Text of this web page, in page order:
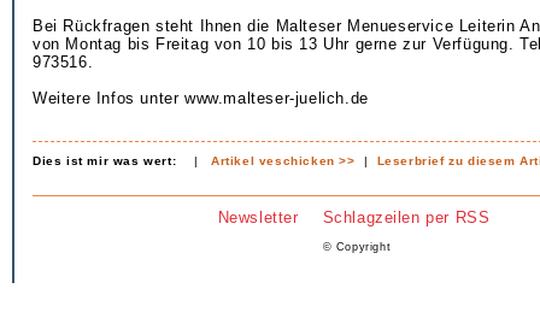
Bei Rückfragen steht Ihnen die Malteser Menueservice Leiterin
von Montag bis Freitag von 10 bis 13 Uhr gerne zur Verfügung.
973516.
Weitere Infos unter www.malteser-juelich.de
Dies ist mir was wert: |Artikel veschicken >> | Leserbrief zu diesem
Newsletter Schlagzeilen per RSS
© Copyright